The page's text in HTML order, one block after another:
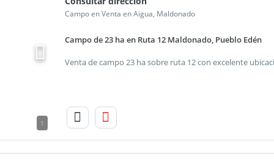
1
Campo en Venta en Aigua, Maldonado
Campo de 23 ha en Ruta 12 Maldonado, Pueblo Edén